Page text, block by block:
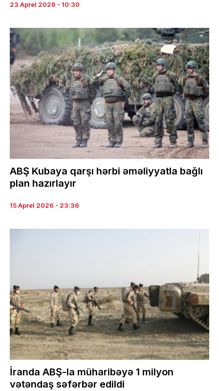
23 Aprel 2026 - 10:30
ABŞ Kubaya qarşı hərbi əməliyyatla bağlı
plan hazırlayır
15 Aprel 2026 - 23:36
İranda ABŞ-la müharibəyə 1 milyon
vətəndaş səfərbər edildi